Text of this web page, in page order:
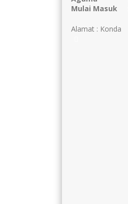
Mulai Masuk
Alamat : Konda